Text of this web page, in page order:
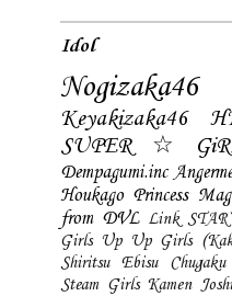
Idol
Nogizaka46
Keyakizaka46
Dempagumi.inc Angerme
Houkago Princess
from DVL Link
Girls Up Up Girls
Shiritsu Ebisu Chugaku
Steam Girls Kamen